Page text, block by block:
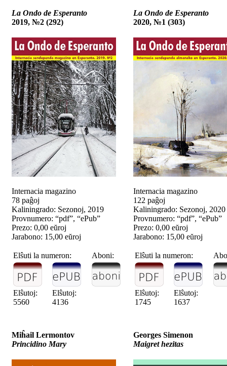
La Ondo de Esperanto
2019, №2 (292)
Internacia magazino
78 paĝoj
Kaliningrado: Sezonoj, 2019
Provnumero: “pdf”, “ePub”
Prezo: 0,00 eŭroj
Jarabono: 15,00 eŭroj
Elŝuti la numeron: Aboni:
Elŝutoj:
5560
Elŝutoj:
4136
La Ondo de Esperanto
2020, №1 (303)
Internacia magazino
122 paĝoj
Kaliningrado: Sezonoj, 2020
Provnumero: “pdf”, “ePub”
Prezo: 0,00 eŭroj
Jarabono: 15,00 eŭroj
Elŝuti la numeron:
Elŝutoj:
1745
Elŝutoj:
1637
Miĥail Lermontov
Princidino Mary
Georges Simenon
Maigret hezitas